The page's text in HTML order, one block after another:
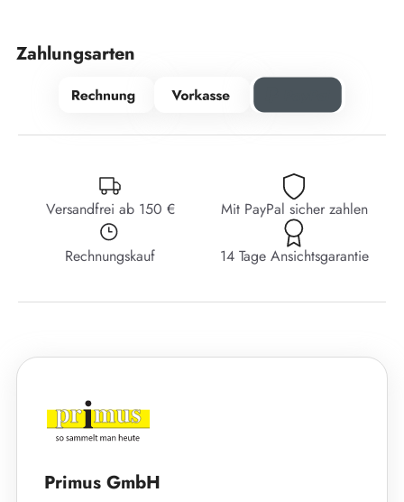
Zahlungsarten
Versandfrei ab 150 € Mit PayPal sicher zahlen
Rechnungskauf 14 Tage Ansichtsgarantie
Primus GmbH